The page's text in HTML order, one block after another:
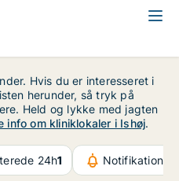
Hvis du er interesseret i
herunder, så tryk på
Held og lykke med jagten
info om kliniklokaler i Ishøj.
24h1 Notifikationer